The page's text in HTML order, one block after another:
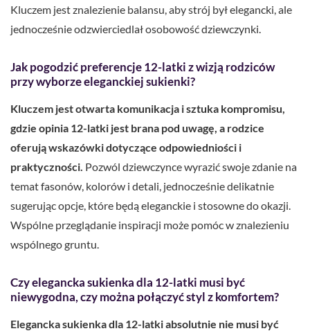
Kluczem jest znalezienie balansu, aby strój był elegancki, ale
jednocześnie odzwierciedlał osobowość dziewczynki.
Jak pogodzić preferencje 12-latki z wizją rodziców
przy wyborze eleganckiej sukienki?
Kluczem jest otwarta komunikacja i sztuka kompromisu,
gdzie opinia 12-latki jest brana pod uwagę, a rodzice
oferują wskazówki dotyczące odpowiedniości i
praktyczności. Pozwól dziewczynce wyrazić swoje zdanie na
temat fasonów, kolorów i detali, jednocześnie delikatnie
sugerując opcje, które będą eleganckie i stosowne do okazji.
Wspólne przeglądanie inspiracji może pomóc w znalezieniu
wspólnego gruntu.
Czy elegancka sukienka dla 12-latki musi być
niewygodna, czy można połączyć styl z komfortem?
Elegancka sukienka dla 12-latki absolutnie nie musi być